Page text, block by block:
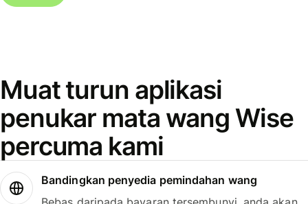
Muat turun aplikasi
penukar mata wang Wise
percuma kami
Bandingkan penyedia pemindahan wang